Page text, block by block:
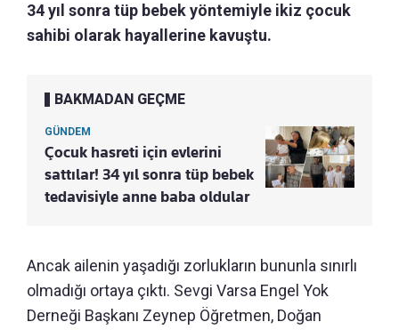
34 yıl sonra tüp bebek yöntemiyle ikiz çocuk
sahibi olarak hayallerine kavuştu.
BAKMADAN GEÇME
GÜNDEM
Çocuk hasreti için evlerini
sattılar! 34 yıl sonra tüp bebek
tedavisiyle anne baba oldular
Ancak ailenin yaşadığı zorlukların bununla sınırlı
olmadığı ortaya çıktı. Sevgi Varsa Engel Yok
Derneği Başkanı Zeynep Öğretmen, Doğan